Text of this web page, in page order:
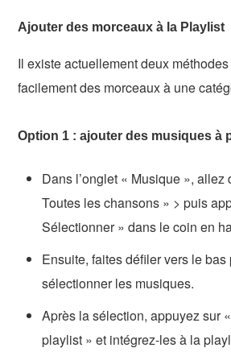
Ajouter des morceaux à la Playlist
Il existe actuellement deux
facilement des morceaux à une
Option 1 : ajouter des musiques à
Dans l’onglet « Musique », allez
Toutes les chansons » > puis
Sélectionner » dans le coin en
Ensuite, faites défiler vers le
sélectionner les musiques.
Après la sélection, appuyez sur
playlist » et intégrez-les à la